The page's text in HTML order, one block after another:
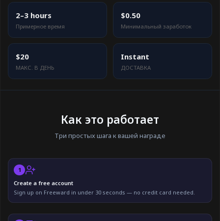
2–3 hours
Примерное время
$0.50
Минимальный заработок
$20
МАКС. В ДЕНЬ
Instant
ДОСТАВКА
Как это работает
Три простых шага к вашей награде
1
Create a free account
Sign up on Freeward in under 30 seconds — no credit card needed.